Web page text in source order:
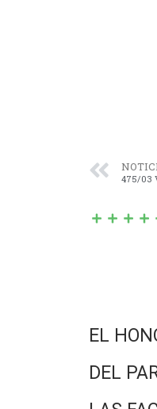
475/03
EL
DEL